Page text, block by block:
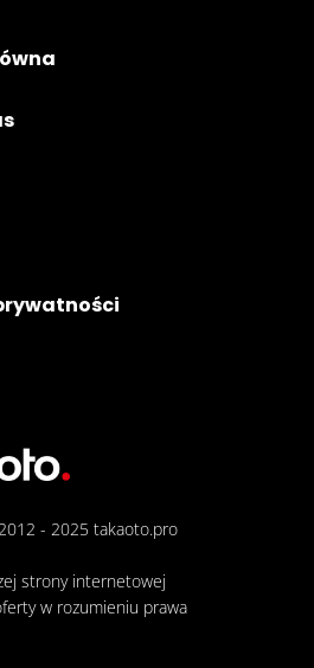
- 2025takaoto.pro
strony internetowej
w rozumieniu prawa